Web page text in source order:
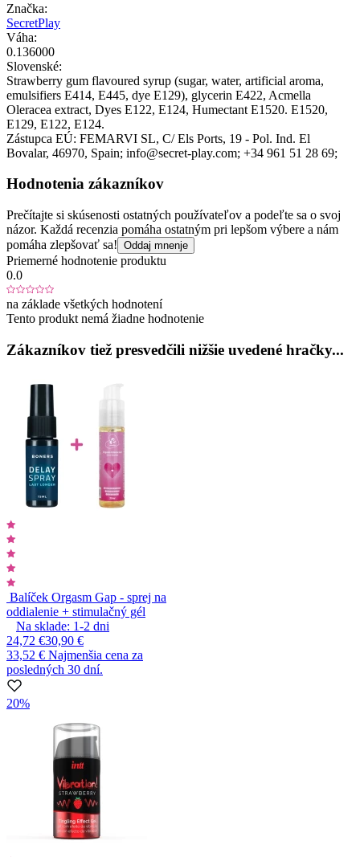
Značka:
SecretPlay
Váha:
0.136000
Slovenské:
Strawberry gum flavoured syrup (sugar, water, artificial aroma,
emulsifiers E414, E445, dye E129), glycerin E422, Acmella
Oleracea extract, Dyes E122, E124, Humectant E1520. E1520,
E129, E122, E124.
Zástupca EÚ: FEMARVI SL, C/ Els Ports, 19 - Pol. Ind. El
Bovalar, 46970, Spain; info@secret-play.com; +34 961 51 28 69;
Hodnotenia zákazníkov
Prečítajte si skúsenosti ostatných používateľov a podeľte sa o svoj
názor. Každá recenzia pomáha ostatným pri lepšom výbere a nám
pomáha zlepšovať sa! Oddaj mnenje
Priemerné hodnotenie produktu
0.0
na základe všetkých hodnotení
Tento produkt nemá žiadne hodnotenie
Zákazníkov tiež presvedčili nižšie uvedené hračky...
Balíček Orgasm Gap - sprej na
oddialenie + stimulačný gél
Na sklade: 1-2 dni
24,72 €30,90 €
33,52 € Najmenšia cena za
posledných 30 dní.
20%